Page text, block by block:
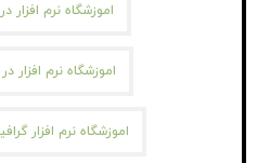
اموزشگاه نرم افزار
اموزشگاه نرم افزار
اموزشگاه نرم افزار